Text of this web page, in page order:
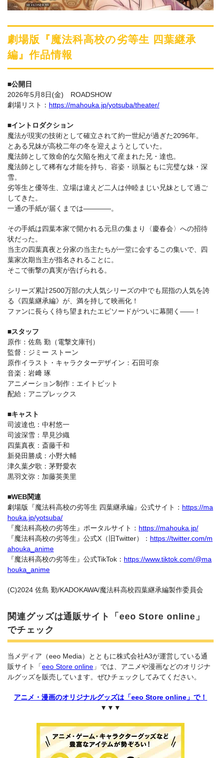
劇場版『魔法科高校の劣等生 四葉継承
編』作品情報
■公開日
2026年5月8日(金) ROADSHOW
劇場リスト： https://mahouka.jp/yotsuba/theater/
■イントロダクション
魔法が現実の技術として確立されて約一世紀が過ぎた2096年。
とある兄妹が高校二年の冬を迎えようとしていた。
魔法師として致命的な欠陥を抱えて産まれた兄・達也。
魔法師として稀有な才能を持ち、容姿・頭脳ともに完璧な妹・深
雪。
劣等生と優等生、立場は違えど二人は仲睦まじい兄妹として過ご
してきた。
一通の手紙が届くまでは――――。
その手紙は四葉本家で開かれる元旦の集まり〈慶春会〉への招待
状だった。
当主の四葉真夜と分家の当主たちが一堂に会するこの集いで、四
葉家次期当主が指名されることに。
そこで衝撃の真実が告げられる。
シリーズ累計2500万部の大人気シリーズの中でも屈指の人気を誇
る《四葉継承編》が、満を持して映画化！
ファンに長らく待ち望まれたエピソードがついに幕開く――！
■スタッフ
原作：佐島 勤（電撃文庫刊）
監督：ジミー ストーン
原作イラスト・キャラクターデザイン：石田可奈
音楽：岩﨑 琢
アニメーション制作：エイトビット
配給：アニプレックス
■キャスト
司波達也：中村悠一
司波深雪：早見沙織
四葉真夜：斎藤千和
新発田勝成：小野大輔
津久葉夕歌：茅野愛衣
黒羽文弥：加藤英美里
■WEB関連
劇場版『魔法科高校の劣等生 四葉継承編』公式サイト： https://ma
houka.jp/yotsuba/
『魔法科高校の劣等生』ポータルサイト： https://mahouka.jp/
『魔法科高校の劣等生』公式X（旧Twitter）： https://twitter.com/m
ahouka_anime
『魔法科高校の劣等生』公式TikTok： https://www.tiktok.com/@ma
houka_anime
(C)2024 佐島 勤/KADOKAWA/魔法科高校四葉継承編製作委員会
関連グッズは通販サイト「eeo Store online」
でチェック
当メディア（eeo Media）とともに株式会社A3が運営している通
販サイト「eeo Store online 」では、アニメや漫画などのオリジナ
ルグッズを販売しています。ぜひチェックしてみてください。
アニメ・漫画のオリジナルグッズは「eeo Store online」で！
▼▼▼